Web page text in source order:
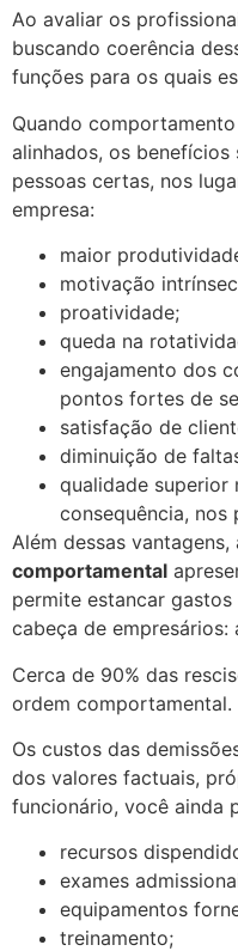
Ao avaliar os
buscando coerência
funções para os quais
Quando
alinhados, os
pessoas certas, nos
empresa:
maior
motivação
proatividade;
queda na
engajamento dos
pontos fortes de
satisfação de
diminuição de
qualidade superior
consequência, nos
Além dessas
comportamental
permite estancar
cabeça de empresários:
Cerca de 90% das
ordem comportamental.
Os custos das
dos valores factuais,
funcionário, você ainda
recursos
exames
equipamentos
treinamento;